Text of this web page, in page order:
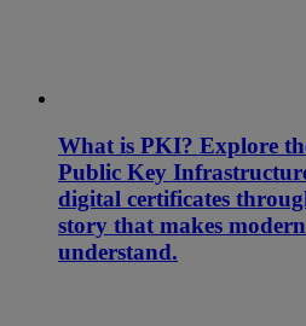
What is PKI? Explore
Public Key
digital certificates
story that makes
understand.